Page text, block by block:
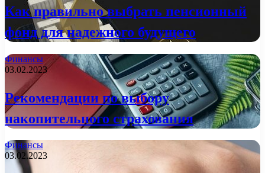
Как правильно выбрать пенсионный
фонд для надежного будущего
Финансы
03.02.2023
Рекомендации по выбору
накопительного страхования
Финансы
03.02.2023